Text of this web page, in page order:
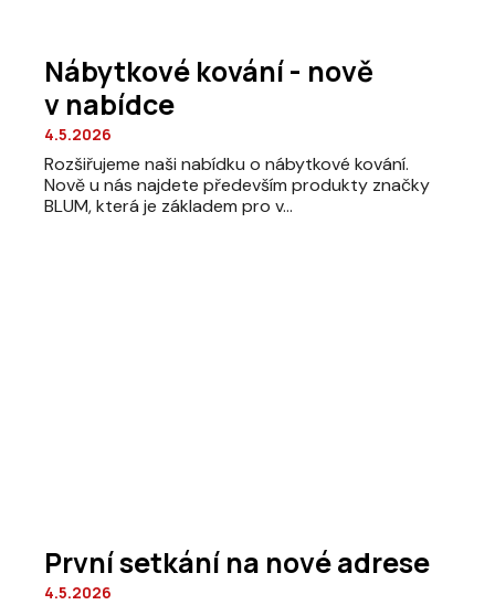
Nábytkové kování - nově
v nabídce
4.5.2026
Rozšiřujeme naši nabídku o nábytkové kování.
Nově u nás najdete především produkty značky
BLUM, která je základem pro v...
První setkání na nové adrese
4.5.2026